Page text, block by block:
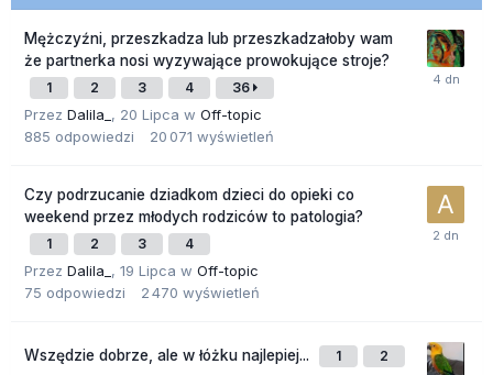
Mężczyźni, przeszkadza lub przeszkadzałoby wam
że partnerka nosi wyzywające prowokujące stroje?
1 2 3 4 36
Przez Dalila_ , 20 Lipca w Off-topic
885 odpowiedzi 20 071 wyświetleń
Czy podrzucanie dziadkom dzieci do opieki co
weekend przez młodych rodziców to patologia?
1 2 3 4
Przez Dalila_ , 19 Lipca w Off-topic
75 odpowiedzi 2 470 wyświetleń
Wszędzie dobrze, ale w łóżku najlepiej... 1 2